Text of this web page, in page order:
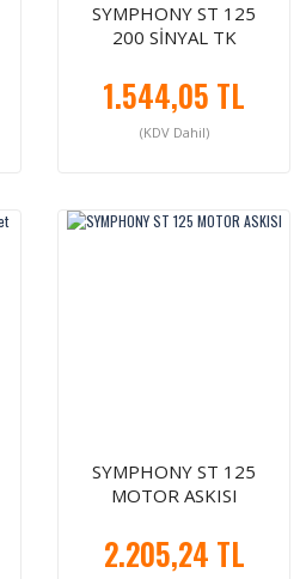
SYMPHONY ST 125
200 SİNYAL TK
1.544,05 TL
(KDV Dahil)
SYMPHONY ST 125
MOTOR ASKISI
2.205,24 TL